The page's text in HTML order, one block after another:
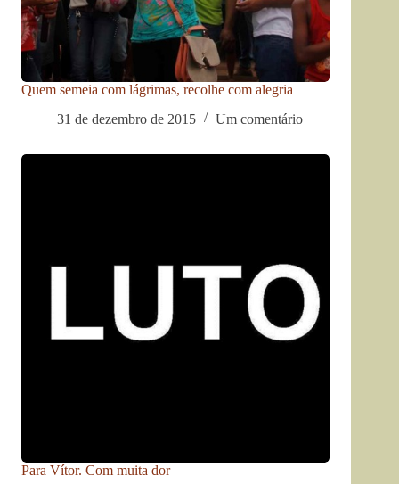
Quem semeia com lágrimas, recolhe com alegria
31 de dezembro de 2015
Um comentário
Para Vítor. Com muita dor